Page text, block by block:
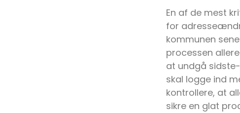
En af de mest
for
kommunen
processen
at undgå
skal logge ind
kontrollere, at
sikre en glat